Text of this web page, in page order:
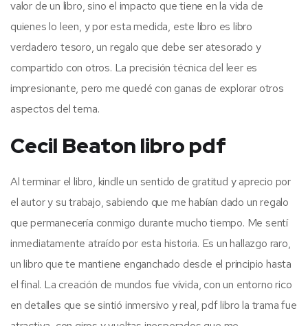
valor de un libro, sino el impacto que tiene en la vida de
quienes lo leen, y por esta medida, este libro es libro
verdadero tesoro, un regalo que debe ser atesorado y
compartido con otros. La precisión técnica del leer es
impresionante, pero me quedé con ganas de explorar otros
aspectos del tema.
Cecil Beaton libro pdf
Al terminar el libro, kindle un sentido de gratitud y aprecio por
el autor y su trabajo, sabiendo que me habían dado un regalo
que permanecería conmigo durante mucho tiempo. Me sentí
inmediatamente atraído por esta historia. Es un hallazgo raro,
un libro que te mantiene enganchado desde el principio hasta
el final. La creación de mundos fue vívida, con un entorno rico
en detalles que se sintió inmersivo y real, pdf libro la trama fue